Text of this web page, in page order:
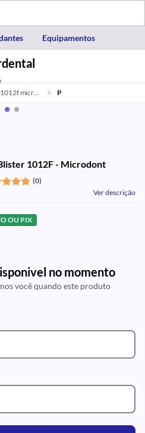
Equipamentos
Broca diamantada blister 1012f microdont P
1012F - Microdont
(0)
Ver descrição
OU PIX
no momento
você quando este produto